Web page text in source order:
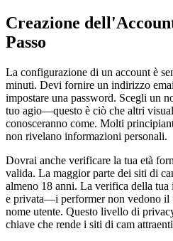
Creazione
Passo
La configurazione di un account è
minuti. Devi fornire un indirizzo
impostare una password. Scegli un
tuo agio—questo è ciò che altri
conosceranno come. Molti
non rivelano informazioni personali.
Dovrai anche verificare la tua età
valida. La maggior parte dei siti di
almeno 18 anni. La verifica della tua
e privata—i performer non vedono il
nome utente. Questo livello di
chiave che rende i siti di cam